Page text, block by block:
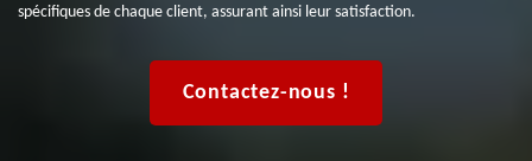
spécifiques de chaque client, assurant ainsi leur satisfaction.
Contactez-nous !